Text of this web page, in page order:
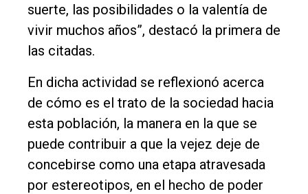
Balcarce
Inicio
Tendencia
Int.
General
Política
Cultura
suerte, las posibilidades o la valentía de
vivir muchos años”, destacó la primera de
las citadas.
En dicha actividad se reflexionó acerca
de cómo es el trato de la sociedad hacia
esta población, la manera en la que se
puede contribuir a que la vejez deje de
concebirse como una etapa atravesada
por estereotipos, en el hecho de poder